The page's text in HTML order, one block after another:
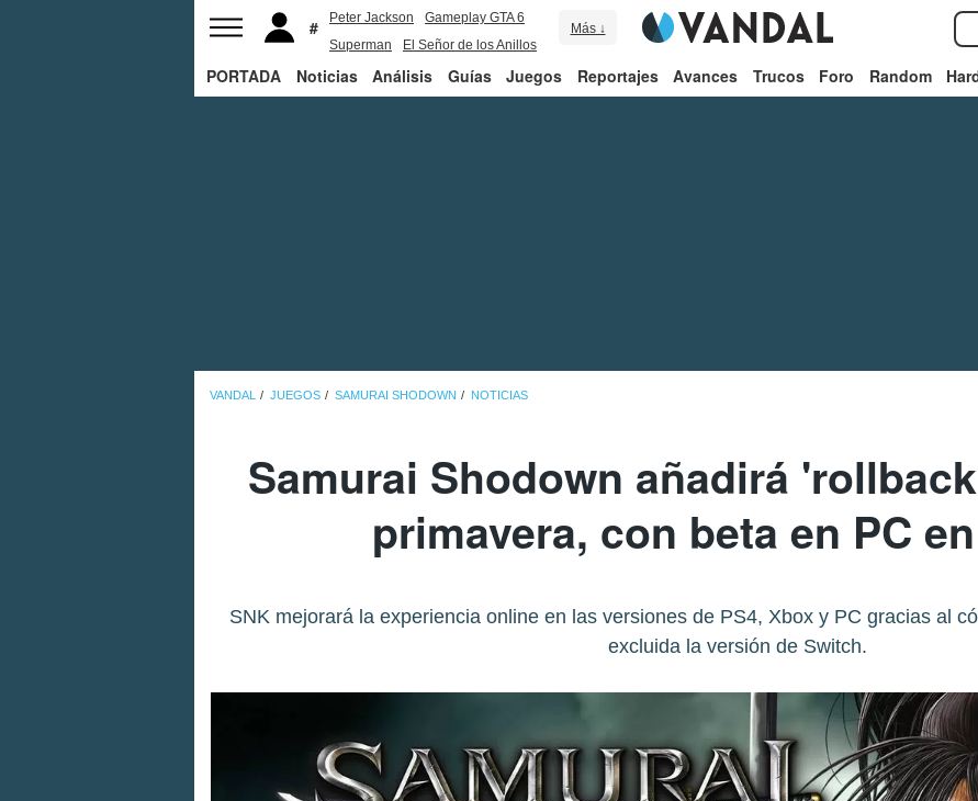
Peter Jackson
Gameplay GTA 6
Superman
El Señor de los Anillos
Más ↓
PORTADA Noticias Análisis Guías Juegos Reportajes Avances Trucos Foro Random
VANDAL JUEGOS SAMURAI SHODOWN NOTICIAS
Samurai Shodown añadirá
primavera, con beta en PC
SNK mejorará la experiencia online en las versiones de PS4, Xbox y PC gracias al
excluida la versión de Switch.